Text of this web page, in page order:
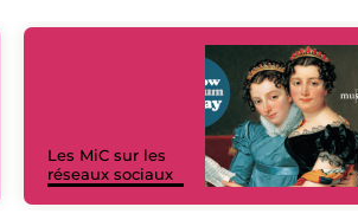
Les MiC sur les
réseaux sociaux